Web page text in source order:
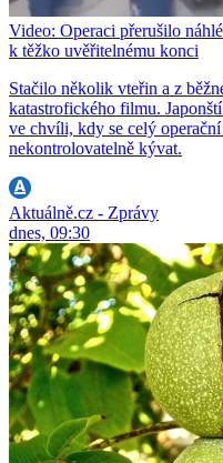
Video: Operaci přerušilo
k těžko uvěřitelnému konci
Stačilo několik vteřin a z
katastrofického filmu.
ve chvíli, kdy se celý
nekontrolovatelně kývat.
Aktuálně.cz - Zprávy
dnes, 09:30